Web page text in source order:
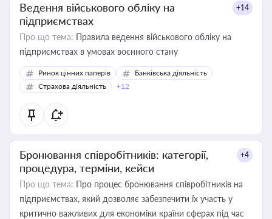
Ведення військового обліку на
підприємствах
+14
Про що тема: Правила ведення військового обліку на
підприємствах в умовах воєнного стану
Ринок цінних паперів
Банківська діяльність
Страхова діяльність
+12
Бронювання співробітників: категорії,
процедура, терміни, кейси
+4
Про що тема: Про процес бронювання співробітників на
підприємствах, який дозволяє забезпечити їх участь у
критично важливих для економіки країни сферах під час